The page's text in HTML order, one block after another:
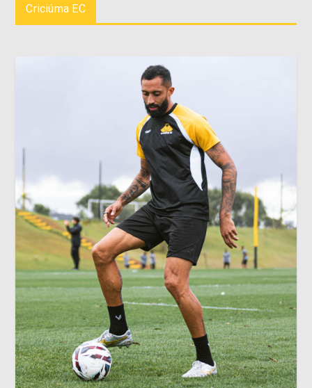
Criciúma EC